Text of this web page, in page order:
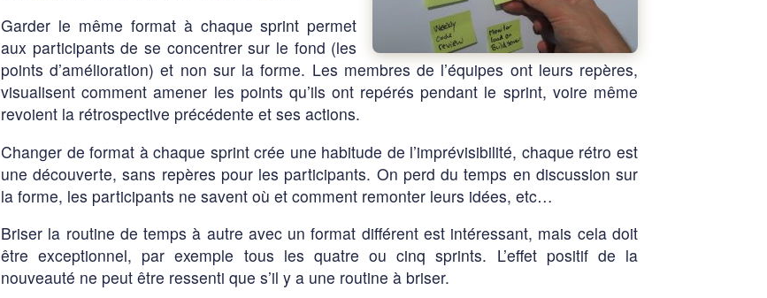
Garder le même format à chaque sprint permet
aux participants de se concentrer sur le fond (les
points d’amélioration) et non sur la forme. Les membres de l’équipes ont leurs repères,
visualisent comment amener les points qu’ils ont repérés pendant le sprint, voire même
revoient la rétrospective précédente et ses actions.
Changer de format à chaque sprint crée une habitude de l’imprévisibilité, chaque rétro est
une découverte, sans repères pour les participants. On perd du temps en discussion sur
la forme, les participants ne savent où et comment remonter leurs idées, etc…
Briser la routine de temps à autre avec un format différent est intéressant, mais cela doit
être exceptionnel, par exemple tous les quatre ou cinq sprints. L’effet positif de la
nouveauté ne peut être ressenti que s’il y a une routine à briser.